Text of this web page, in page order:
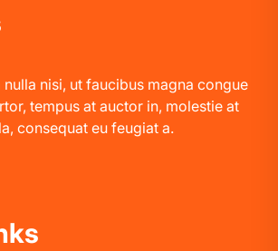
nulla nisi, ut faucibus magna congue
tempus at auctor in, molestie at
consequat eu feugiat a.